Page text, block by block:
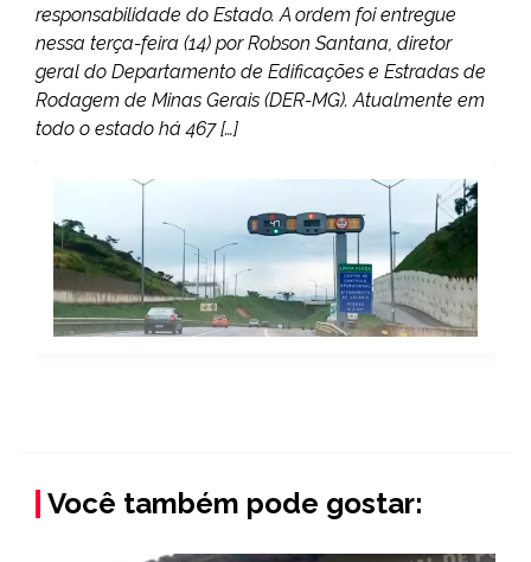
responsabilidade do Estado. A ordem foi entregue
nessa terça-feira (14) por Robson Santana, diretor
geral do Departamento de Edificações e Estradas de
Rodagem de Minas Gerais (DER-MG). Atualmente em
todo o estado há 467 […]
Você também pode gostar: